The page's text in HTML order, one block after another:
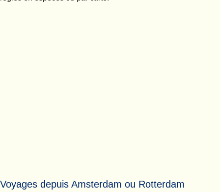
Voyages depuis Amsterdam ou Rotterdam